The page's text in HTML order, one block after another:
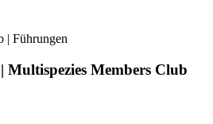
| Führungen
Members Club